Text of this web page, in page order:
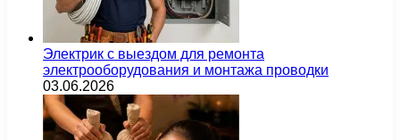
Электрик с выездом для ремонта
электрооборудования и монтажа проводки
03.06.2026